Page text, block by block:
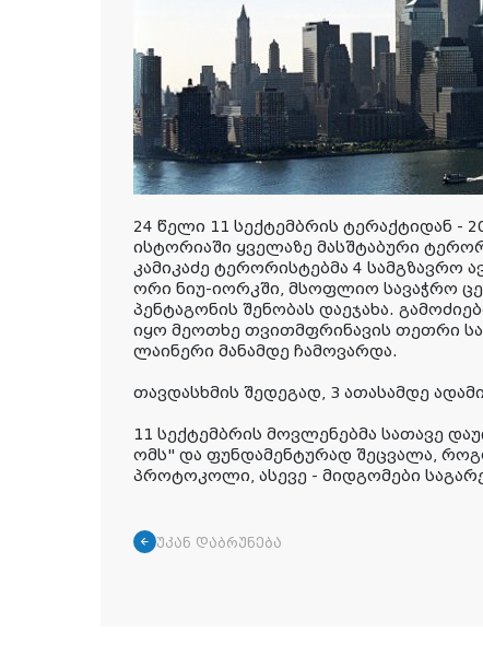
24 წელი 11 სექტემბრის ტერაქტიდან -
ისტორიაში ყველაზე მასშტაბური
კამიკაძე ტერორისტებმა 4 სამგზავრო
ორი ნიუ-იორკში, მსოფლიო სავაჭრო
პენტაგონის შენობას დაეჯახა.
იყო მეოთხე თვითმფრინავის თეთრი
ლაინერი მანამდე ჩამოვარდა.
თავდასხმის შედეგად, 3 ათასამდე
11 სექტემბრის მოვლენებმა სათავე
ომს" და ფუნდამენტურად შეცვალა,
პროტოკოლი, ასევე - მიდგომები
უკან დაბრუნება